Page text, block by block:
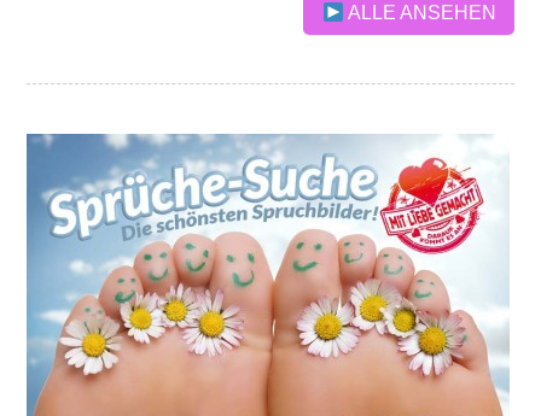
ALLE ANSEHEN